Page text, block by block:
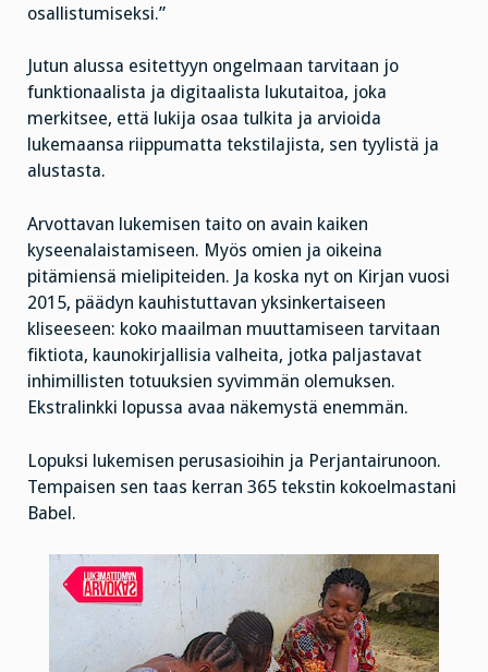
osallistumiseksi.”
Jutun alussa esitettyyn ongelmaan tarvitaan jo
funktionaalista ja digitaalista lukutaitoa, joka
merkitsee, että lukija osaa tulkita ja arvioida
lukemaansa riippumatta tekstilajista, sen tyylistä ja
alustasta.
Arvottavan lukemisen taito on avain kaiken
kyseenalaistamiseen. Myös omien ja oikeina
pitämiensä mielipiteiden. Ja koska nyt on Kirjan vuosi
2015, päädyn kauhistuttavan yksinkertaiseen
kliseeseen: koko maailman muuttamiseen tarvitaan
fiktiota, kaunokirjallisia valheita, jotka paljastavat
inhimillisten totuuksien syvimmän olemuksen.
Ekstralinkki lopussa avaa näkemystä enemmän.
Lopuksi lukemisen perusasioihin ja Perjantairunoon.
Tempaisen sen taas kerran 365 tekstin kokoelmastani
Babel.